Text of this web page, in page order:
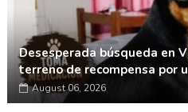
Desesperada búsqueda en
terreno de recompensa por
August 06, 2026